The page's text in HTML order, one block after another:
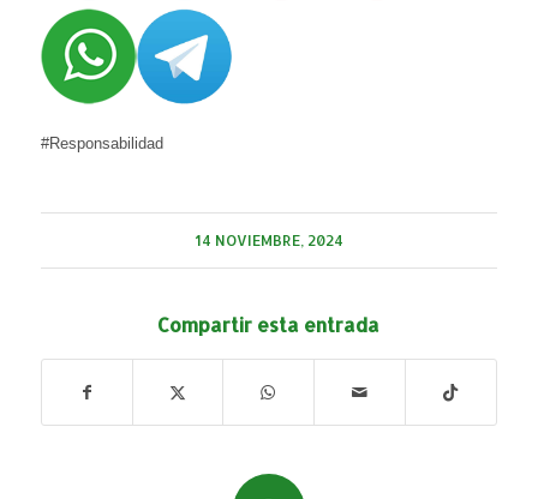
#Responsabilidad
14 NOVIEMBRE, 2024
Compartir esta entrada